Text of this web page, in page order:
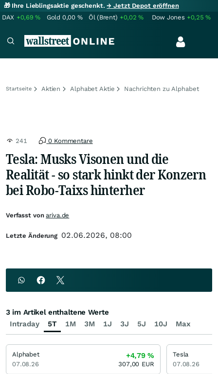
🎁 Ihre Lieblingsaktie geschenkt.→ Jetzt Depot eröffnen
DAX +0,69% Gold 0,00 % Öl (Brent) +0,02% Dow Jones +0,25%
Startseite Aktien Alphabet Aktie Nachrichten zu Alphabet
241 0 Kommentare
Tesla: Musks Visonen und die
Realität - so stark hinkt der Konzern
bei Robo-Taixs hinterher
Verfasst vonariva.de
Letzte Änderung 02.06.2026, 08:00
Intraday 5T 1M 3M 1J 3J 5J 10J Max
3 im Artikel enthaltene Werte
Alphabet
07.08.26
+4,79%
307,00 EUR
Tesla
07.08.26